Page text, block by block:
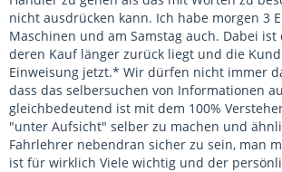
nicht ausdrücken kann. Ich habe morgen 3
Maschinen und am Samstag auch. Dabei ist
deren Kauf länger zurück liegt und die
Einweisung jetzt.* Wir dürfen nicht immer
dass das selbersuchen von Informationen
gleichbedeutend ist mit dem 100%
"unter Aufsicht" selber zu machen und
Fahrlehrer nebendran sicher zu sein, man
ist für wirklich Viele wichtig und der